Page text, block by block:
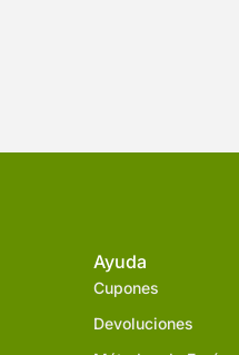
Ayuda
Cupones
Devoluciones